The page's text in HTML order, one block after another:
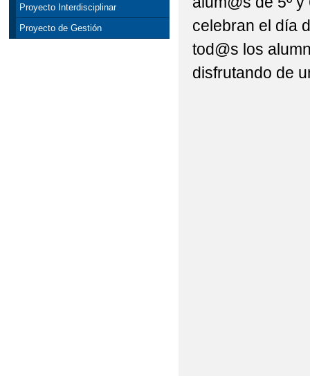
Proyecto Interdisciplinar
Proyecto de Gestión
celebran el día
tod@s los
disfrutando de